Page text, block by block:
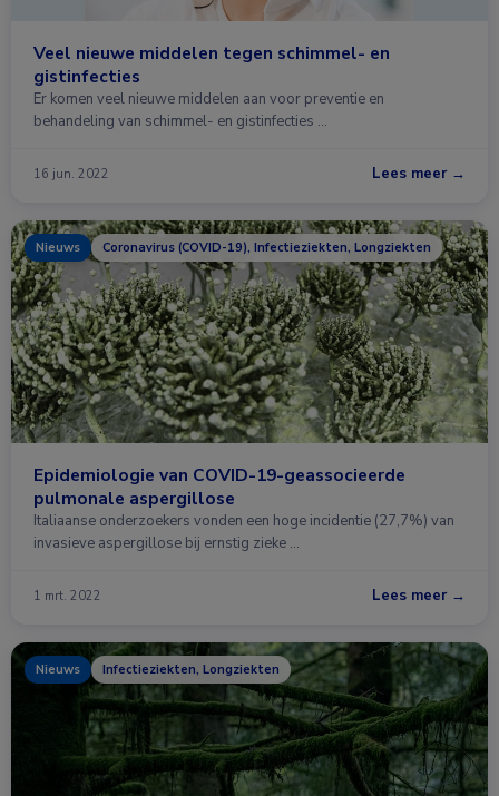
Veel nieuwe middelen tegen schimmel- en
gistinfecties
Er komen veel nieuwe middelen aan voor preventie en
behandeling van schimmel- en gistinfecties …
16 jun. 2022 Lees meer →
Nieuws Coronavirus (COVID-19), Infectieziekten, Longziekten
Epidemiologie van COVID-19-geassocieerde
pulmonale aspergillose
Italiaanse onderzoekers vonden een hoge incidentie (27,7%) van
invasieve aspergillose bij ernstig zieke …
1 mrt. 2022 Lees meer →
Nieuws Infectieziekten, Longziekten